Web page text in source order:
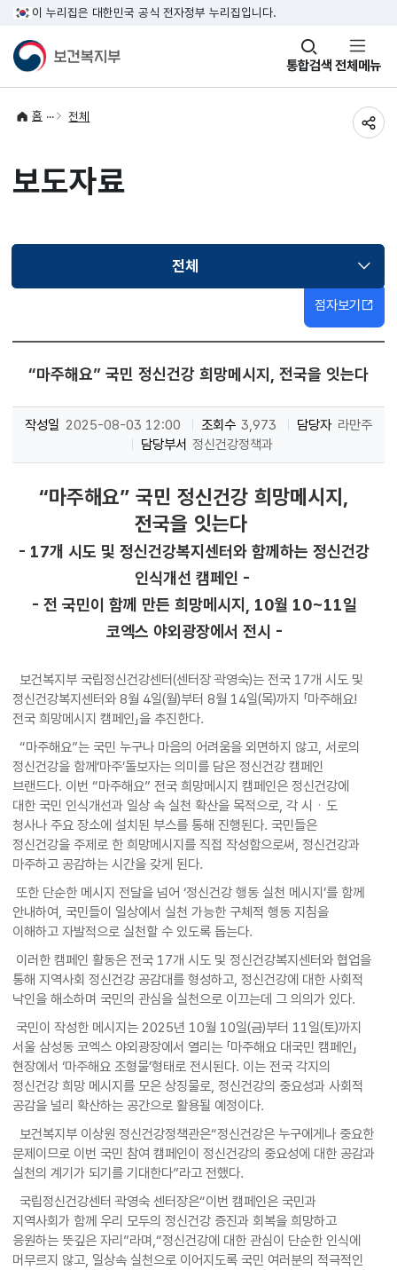
이 누리집은 대한민국 공식 전자정부 누리집입니다.
통합검색
창
열기 전체메뉴
홈 전체
보도자료
전체선택됨
점자보기
“마주해요” 국민 정신건강 희망메시지, 전국을 잇는다
작성일 2025-08-03 12:00 조회수 3,973 담당자 라만주
담당부서 정신건강정책과
“마주해요” 국민 정신건강 희망메시지,
전국을 잇는다
- 17개 시도 및 정신건강복지센터와 함께하는 정신건강
인식개선 캠페인 -
- 전 국민이 함께 만든 희망메시지, 10월 10~11일
코엑스 야외광장에서 전시 -
보건복지부 국립정신건강센터(센터장 곽영숙)는 전국 17개 시도 및
정신건강복지센터와 8월 4일(월)부터 8월 14일(목)까지 「마주해요!
전국 희망메시지 캠페인」을 추진한다.
“마주해요”는 국민 누구나 마음의 어려움을 외면하지 않고, 서로의
정신건강을 함께‘마주’돌보자는 의미를 담은 정신건강 캠페인
브랜드다. 이번 “마주해요” 전국 희망메시지 캠페인은 정신건강에
대한 국민 인식개선과 일상 속 실천 확산을 목적으로, 각 시ㆍ도
청사나 주요 장소에 설치된 부스를 통해 진행된다. 국민들은
정신건강을 주제로 한 희망메시지를 직접 작성함으로써, 정신건강과
마주하고 공감하는 시간을 갖게 된다.
또한 단순한 메시지 전달을 넘어 ‘정신건강 행동 실천 메시지’를 함께
안내하여, 국민들이 일상에서 실천 가능한 구체적 행동 지침을
이해하고 자발적으로 실천할 수 있도록 돕는다.
이러한 캠페인 활동은 전국 17개 시도 및 정신건강복지센터와 협업을
통해 지역사회 정신건강 공감대를 형성하고, 정신건강에 대한 사회적
낙인을 해소하며 국민의 관심을 실천으로 이끄는데 그 의의가 있다.
국민이 작성한 메시지는 2025년 10월 10일(금)부터 11일(토)까지
서울 삼성동 코엑스 야외광장에서 열리는 「마주해요 대국민 캠페인」
현장에서 ‘마주해요 조형물’형태로 전시된다. 이는 전국 각지의
정신건강 희망 메시지를 모은 상징물로, 정신건강의 중요성과 사회적
공감을 널리 확산하는 공간으로 활용될 예정이다.
보건복지부 이상원 정신건강정책관은“정신건강은 누구에게나 중요한
문제이므로 이번 국민 참여 캠페인이 정신건강의 중요성에 대한 공감과
실천의 계기가 되기를 기대한다”라고 전했다.
국립정신건강센터 곽영숙 센터장은“이번 캠페인은 국민과
지역사회가 함께 우리 모두의 정신건강 증진과 회복을 희망하고
응원하는 뜻깊은 자리”라며,“정신건강에 대한 관심이 단순한 인식에
머무르지 않고, 일상속 실천으로 이어지도록 국민 여러분의 적극적인